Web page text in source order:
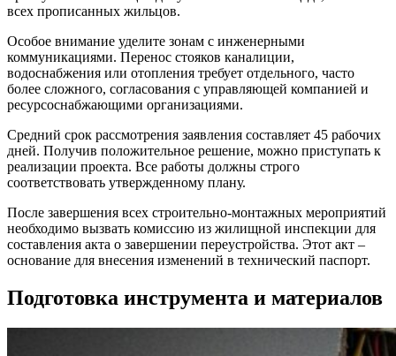
всех прописанных жильцов.
Особое внимание уделите зонам с инженерными
коммуникациями. Перенос стояков каналиции,
водоснабжения или отопления требует отдельного, часто
более сложного, согласования с управляющей компанией и
ресурсоснабжающими организациями.
Средний срок рассмотрения заявления составляет 45 рабочих
дней. Получив положительное решение, можно приступать к
реализации проекта. Все работы должны строго
соответствовать утвержденному плану.
После завершения всех строительно-монтажных мероприятий
необходимо вызвать комиссию из жилищной инспекции для
составления акта о завершении переустройства. Этот акт –
основание для внесения изменений в технический паспорт.
Подготовка инструмента и материалов